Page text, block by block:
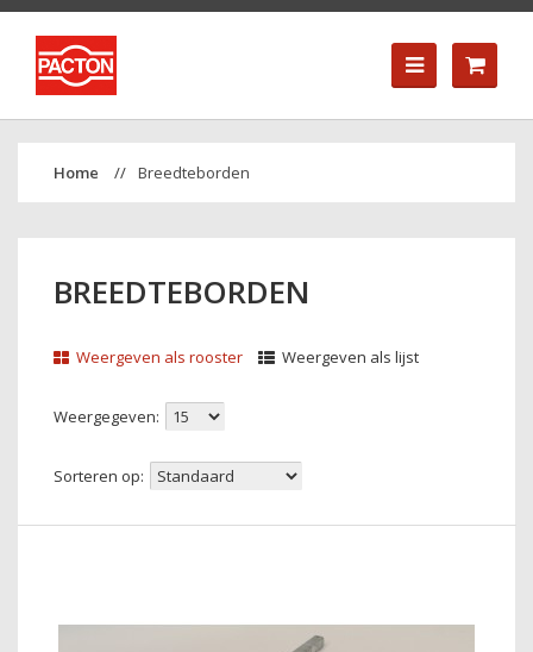
Breedteborden
BREEDTEBORDEN
Weergeven als rooster Weergeven als lijst
Weergegeven:
Sorteren op: